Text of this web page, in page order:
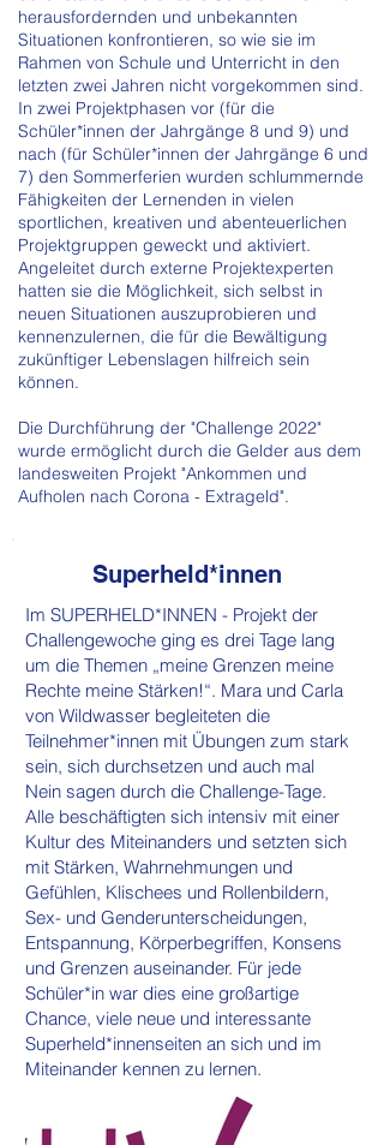
herausfordernden und unbekannten
Situationen konfrontieren, so wie sie im
Rahmen von Schule und Unterricht in den
letzten zwei Jahren nicht vorgekommen sind.
In zwei Projektphasen vor (für die
Schüler*innen der Jahrgänge 8 und 9) und
nach (für Schüler*innen der Jahrgänge 6 und
7) den Sommerferien wurden schlummernde
Fähigkeiten der Lernenden in vielen
sportlichen, kreativen und abenteuerlichen
Projektgruppen geweckt und aktiviert.
Angeleitet durch externe Projektexperten
hatten sie die Möglichkeit, sich selbst in
neuen Situationen auszuprobieren und
kennenzulernen, die für die Bewältigung
zukünftiger Lebenslagen hilfreich sein
können.
Die Durchführung der "Challenge 2022"
wurde ermöglicht durch die Gelder aus dem
landesweiten Projekt "Ankommen und
Aufholen nach Corona - Extrageld".
Superheld*innen
Im SUPERHELD*INNEN - Projekt der
Challengewoche ging es drei Tage lang
um die Themen „meine Grenzen meine
Rechte meine Stärken!“. Mara und Carla
von Wildwasser begleiteten die
Teilnehmer*innen mit Übungen zum stark
sein, sich durchsetzen und auch mal
Nein sagen durch die Challenge-Tage.
Alle beschäftigten sich intensiv mit einer
Kultur des Miteinanders und setzten sich
mit Stärken, Wahrnehmungen und
Gefühlen, Klischees und Rollenbildern,
Sex- und Genderunterscheidungen,
Entspannung, Körperbegriffen, Konsens
und Grenzen auseinander. Für jede
Schüler*in war dies eine großartige
Chance, viele neue und interessante
Superheld*innenseiten an sich und im
Miteinander kennen zu lernen.